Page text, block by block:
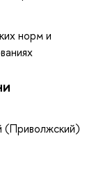
норм и
(Приволжский)